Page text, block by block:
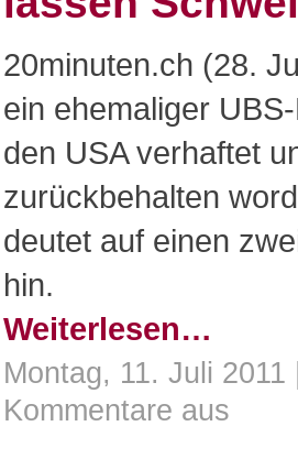
20minuten.ch (28.
ein ehemaliger
den USA verhaftet
zurückbehalten
deutet auf einen
hin.
Weiterlesen…
Montag, 11. Juli
Kommentare aus